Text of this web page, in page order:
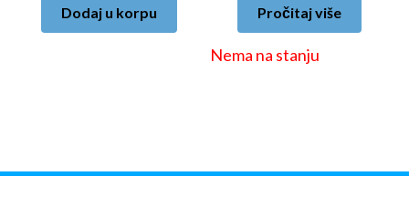
Dodaj u korpu Pročitaj više
Nema na stanju